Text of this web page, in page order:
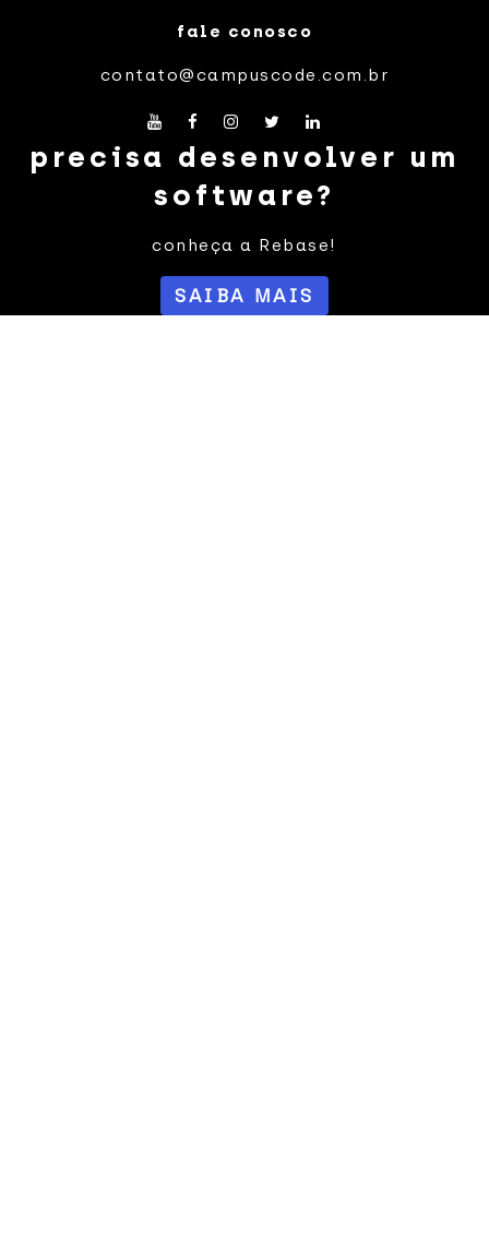
fale conosco
contato@campuscode.com.br
precisa desenvolver um
software?
conheça a Rebase!
SAIBA MAIS